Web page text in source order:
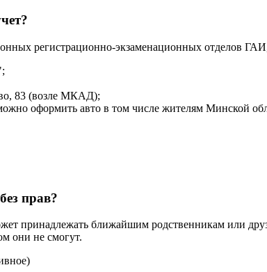
регистрационно-экзаменационных отделов
83 (возле МКАД);
оформить авто в том числе жителям Минской
прав?
принадлежать ближайшим родственникам или
они не смогут.